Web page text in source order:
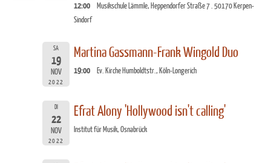
12:00
Musikschule Lämmle, Heppendorfer Straße 7 . 50170 Kerpen-
Sindorf
SA
19
NOV
2022
Martina Gassmann-Frank Wingold Duo
19:00 Ev. Kirche Humboldtstr., Köln-Longerich
DI
22
NOV
2022
Efrat Alony 'Hollywood isn't calling'
Institut für Musik, Osnabrück